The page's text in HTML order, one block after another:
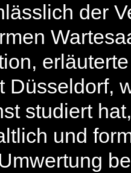
der
Düsseldorf,
studiert
und